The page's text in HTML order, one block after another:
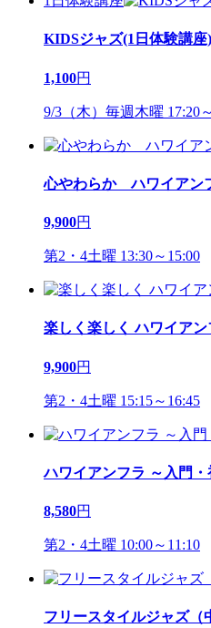
KIDSジャズ(1日体験講座)
1,100円
9/3（木）毎週木曜 17:20
心やわらか ハワイアン
9,900円
第2・4土曜 13:30～15:00
楽しく楽しく ハワイアン
9,900円
第2・4土曜 15:15～16:45
ハワイアンフラ ～入門・
8,580円
第2・4土曜 10:00～11:10
フリースタイルジャズ（